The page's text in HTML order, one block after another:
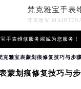
梵克雅宝手表
梵克雅宝
手表维修服务竭诚为您服务！
克雅宝表蒙划痕修复技巧与步
蒙划痕修复技巧与